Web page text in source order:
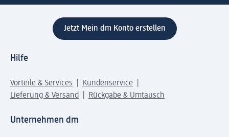
Jetzt Mein dm Konto erstellen
Hilfe
Vorteile & Services
Kundenservice
Lieferung & Versand
Rückgabe & Umtausch
Unternehmen dm